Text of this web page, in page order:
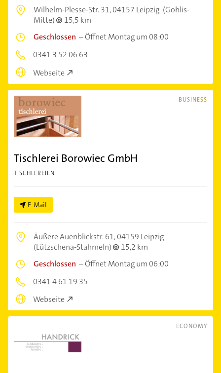
Wilhelm-Plesse-Str. 31,04157 Leipzig (Gohlis-
Mitte)
15,5 km
Geschlossen –Öffnet Montag um 08:00
0341 3 52 06 63
Webseite
BUSINESS
Tischlerei Borowiec GmbH
TISCHLEREIEN
E-Mail
Äußere Auenblickstr. 61,04159 Leipzig
(Lützschena-Stahmeln)
15,2 km
Geschlossen –Öffnet Montag um 06:00
0341 4 61 19 35
Webseite
ECONOMY